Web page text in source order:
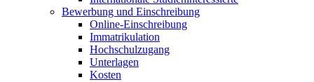
Bewerbung und Einschreibung
Online-Einschreibung
Immatrikulation
Hochschulzugang
Unterlagen
Kosten